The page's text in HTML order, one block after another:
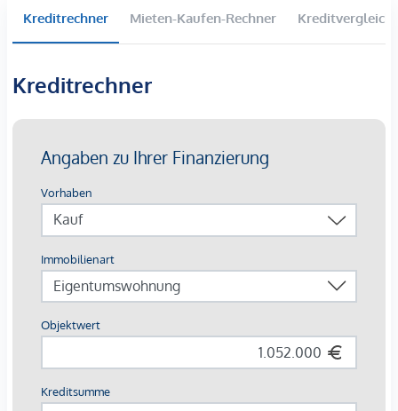
Kreditrechner Mieten-Kaufen-Rechner Kreditvergleich
Kreditrechner